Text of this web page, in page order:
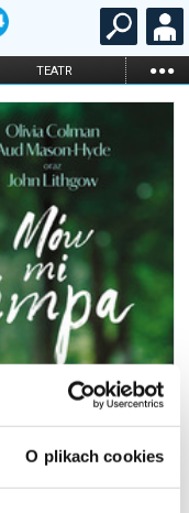
O plikach cookies
TEATR ...
STAND-UP
KARNETY